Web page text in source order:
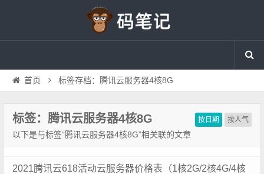
首页 标签存档：腾讯云服务器4核8G
按日期 按人气
标签：腾讯云服务器4核8G
以下是与标签“腾讯云服务器4核8G”相关联的文章
2021腾讯云618活动云服务器价格表（1核2G/2核4G/4核